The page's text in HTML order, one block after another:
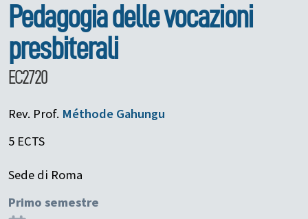
Pedagogia delle vocazioni
presbiterali
EC2720
Rev. Prof. MéthodeGahungu
5 ECTS
Sede di Roma
Primo semestre